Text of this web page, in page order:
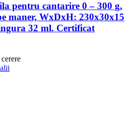
pentru cantarire 0 – 300 g,
maner, WxDxH: 230x30x15
32 ml. Certificat